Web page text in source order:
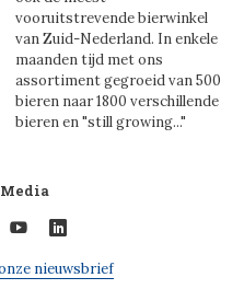
vooruitstrevende bierwinkel
van Zuid-Nederland. In enkele
maanden tijd met ons
assortiment gegroeid van 500
bieren naar 1800 verschillende
bieren en "still growing..."
nieuwsbrief